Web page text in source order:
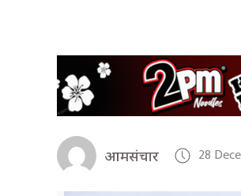
आमसंचार 28